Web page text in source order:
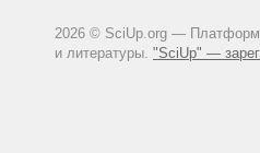
2026 © SciUp.org —
и литературы. "SciUp" —